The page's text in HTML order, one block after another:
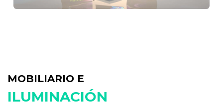
MOBILIARIO E
ILUMINACIÓN